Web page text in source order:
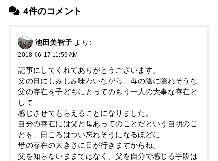
4件のコメント
池田美智子 より:
2018-06-17 11:59 AM
記事にしてくれてありがとうございます。
父の日にしみじみ味わいながら、母の陰に隠れそうな
父の存在を子どもにとってのもう一人の大事な存在と
して
感じさせてもらえることになりました。
自分の存在には父と母あってのことだという自明のこ
とを、日ごろはつい忘れそうになるほどに
母の存在の大きさに目が行きますからね。
父を知らないままではなく、父を自分で感じる手段は